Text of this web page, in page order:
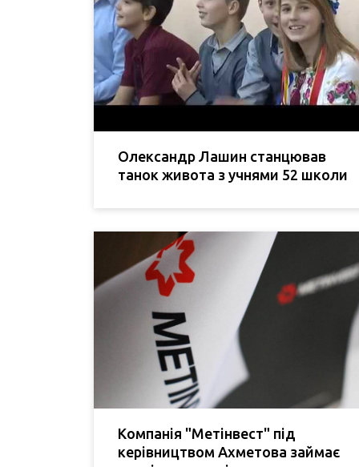
Олександр Лашин станцював
танок живота з учнями 52 школи
Компанія "Метінвест" під
керівництвом Ахметова займає